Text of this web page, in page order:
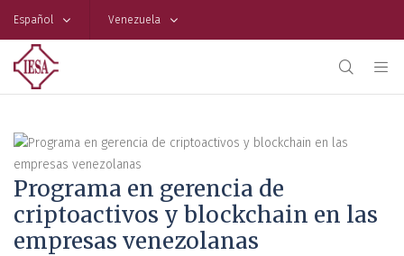
Español Venezuela
Programa en gerencia de
criptoactivos y blockchain en las
empresas venezolanas